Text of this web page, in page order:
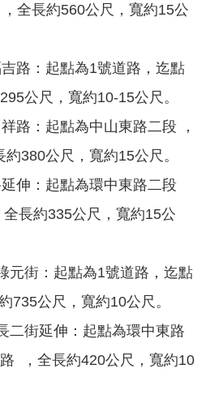
全長約560公尺，寬約15公
路：起點為1號道路，迄點
公尺，寬約10-15公尺。
路：起點為中山東路二段 ，
380公尺，寬約15公尺。
伸：起點為環中東路二段
長約335公尺，寬約15公
元街：起點為1號道路，迄點
735公尺，寬約10公尺。
二街延伸：起點為環中東路
，全長約420公尺，寬約10